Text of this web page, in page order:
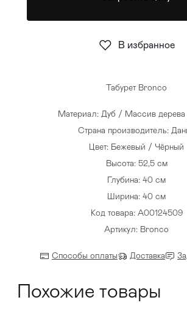
Стулья >
Табурет Bronco
Материал: Дуб / Массив
Страна производитель:
Цвет: Бежевый / Чёрный
Высота: 52,5 см
Глубина: 40 см
Ширина: 40 см
Код товара: A00124509
Артикул: Bronco
Способы оплаты Доставка
В избранное
Похожие товары